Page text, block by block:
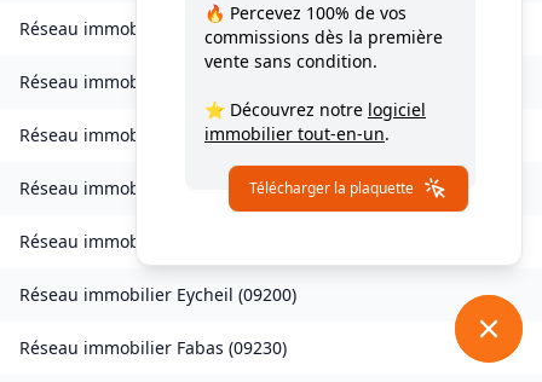
Réseau immobilier Clermont(09420
Réseau immobilier
Réseau immobilier Daumazan-sur-Arize(09350
Réseau immobilier 09700)
Réseau immobilier
Réseau immobilier Eycheil (09200)
Réseau immobilier Fabas (09230)
🔥 Percevez 100% de vos
commissions dès la première
vente sans condition.
⭐ Découvrez notre logiciel
immobilier tout-en-un.
Télécharger la plaquette